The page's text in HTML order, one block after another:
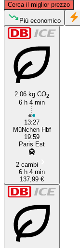
Cerca il miglior prezzo
Paris
Più economico
2.06 kg CO2
6 h 4 min
13:27
MüNchen Hbf
19:59
Paris Est
2 cambi
6 h 4 min
137,99 €